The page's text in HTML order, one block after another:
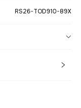
RS26-TOD910-89X